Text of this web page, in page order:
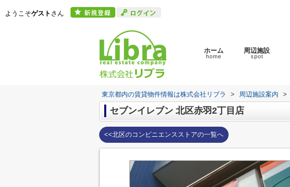
ようこそゲスト さん
ホーム
home
周辺施設
spot
東京都内の賃貸物件情報は株式会社リブラ > 周辺施設案内 >
セブンイレブン 北区赤羽2丁目店
<<北区のコンビニエンスストアの一覧へ